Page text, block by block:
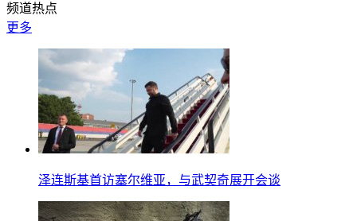
频道热点
更多
泽连斯基首访塞尔维亚，与武契奇展开会谈